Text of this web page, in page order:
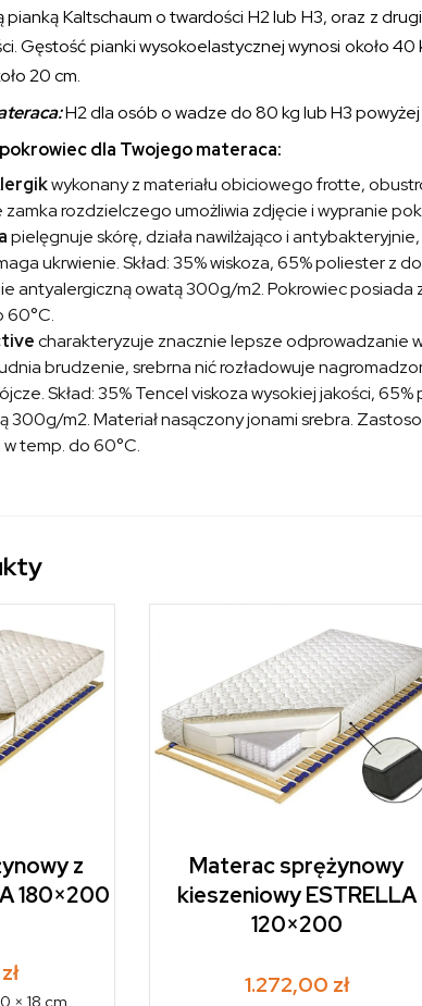
pianką Kaltschaum o twardości H2 lub H3, oraz z
Gęstość pianki wysokoelastycznej wynosi około 40
20 cm.
H2 dla osób o wadze do 80 kg lub H3
dla Twojego materaca:
wykonany z materiału obiciowego frotte,
rozdzielczego umożliwia zdjęcie i wypranie
pielęgnuje skórę, działa nawilżająco i
ukrwienie. Skład: 35% wiskoza, 65% poliester z
antyalergiczną owatą 300g/m2. Pokrowiec posiada
60°C.
charakteryzuje znacznie lepsze odprowadzanie
brudzenie, srebrna nić rozładowuje
Skład: 35% Tencel viskoza wysokiej jakości,
300g/m2. Materiał nasączony jonami srebra.
temp. do 60°C.
z
180×200
zł
× 18 cm
Materac sprężynowy
kieszeniowy ESTRELLA
120×200
1.272,00 zł